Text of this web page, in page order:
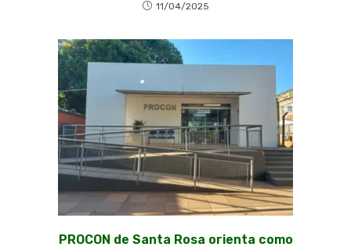
11/04/2025
PROCON de Santa Rosa orienta como